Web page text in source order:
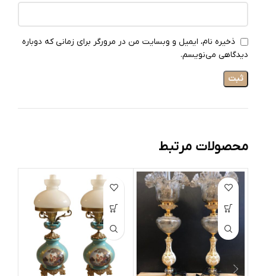
ذخیره نام، ایمیل و وبسایت من در مرورگر برای زمانی که دوباره
دیدگاهی می‌نویسم.
محصولات مرتبط